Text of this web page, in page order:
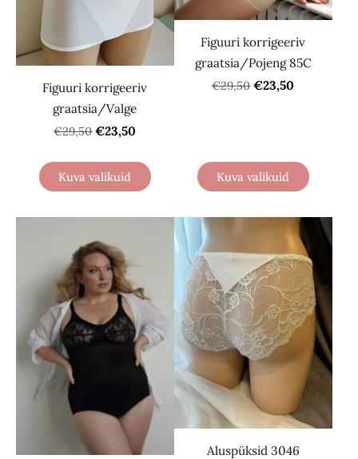
Figuuri korrigeeriv
graatsia/Valge
€29,50 €23,50
Kuva valikuid
Figuuri korrigeeriv
graatsia/Pojeng 85C
€29,50 €23,50
Kuva valikuid
Aluspüksid 3046